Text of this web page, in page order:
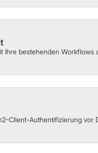
Ihre bestehenden
Client-Authentifizierung